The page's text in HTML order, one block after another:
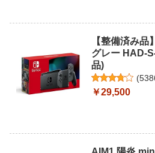
【整備済み
グレー HAD-
品)
(
￥29,500